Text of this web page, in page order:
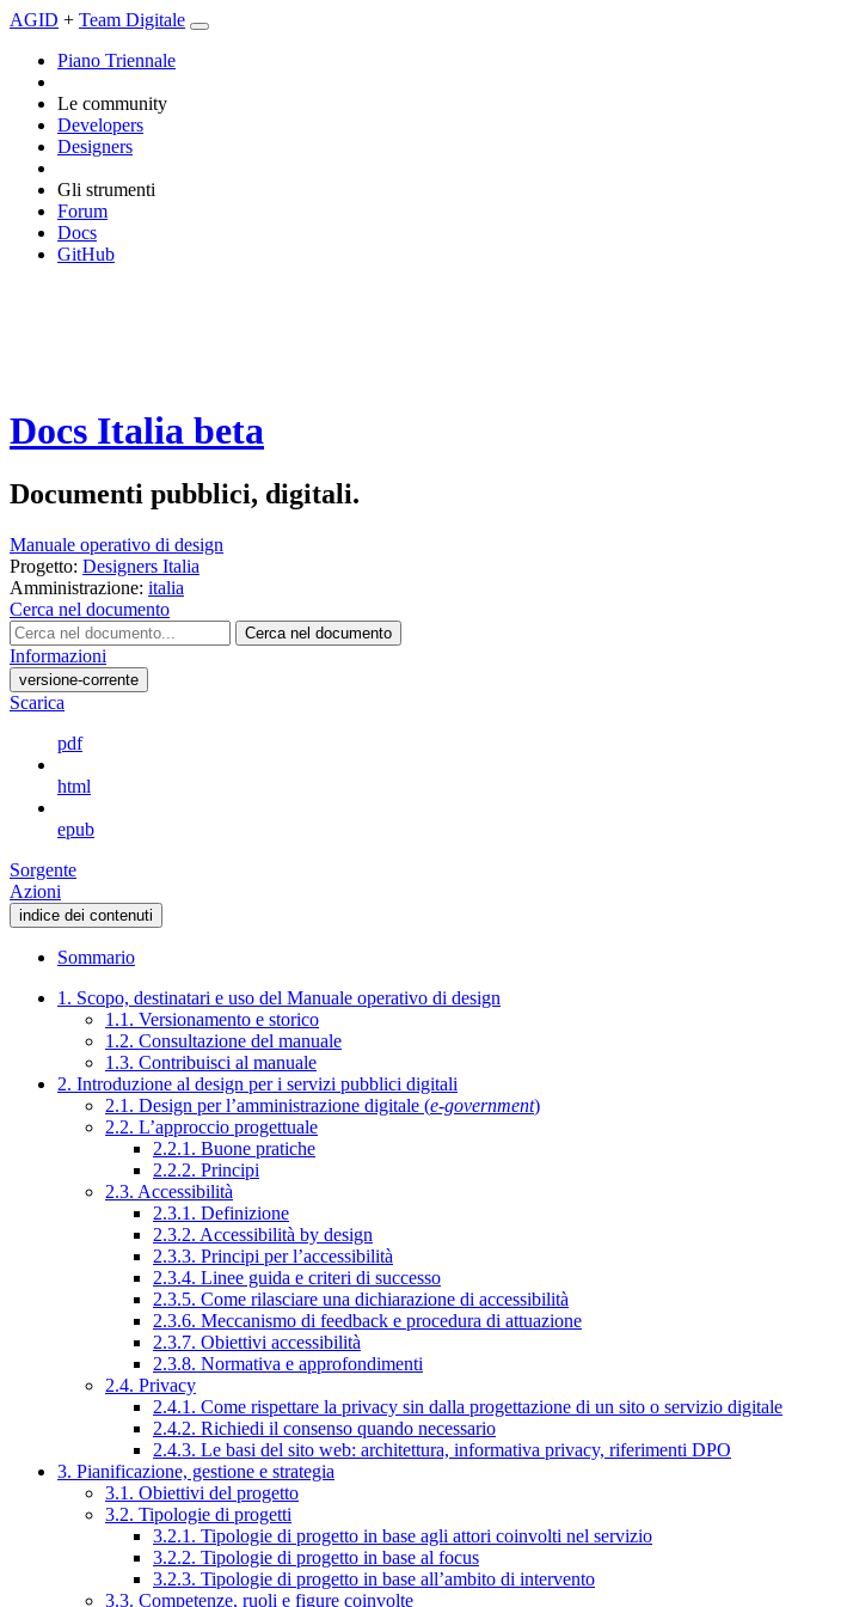
AGID + Team Digitale
Piano Triennale
Le community
Developers
Designers
Gli strumenti
Forum
Docs
GitHub
Docs Italia beta
Documenti pubblici, digitali.
Manuale operativo di design
Progetto: Designers Italia
Amministrazione: italia
Cerca nel documento
Cerca nel documento
Informazioni
versione-corrente
Scarica
pdf
html
epub
Sorgente
Azioni
indice dei contenuti
Sommario
1. Scopo, destinatari e uso del Manuale operativo di design
1.1. Versionamento e storico
1.2. Consultazione del manuale
1.3. Contribuisci al manuale
2. Introduzione al design per i servizi pubblici digitali
2.1. Design per l’amministrazione digitale (e-government)
2.2. L’approccio progettuale
2.2.1. Buone pratiche
2.2.2. Principi
2.3. Accessibilità
2.3.1. Definizione
2.3.2. Accessibilità by design
2.3.3. Principi per l’accessibilità
2.3.4. Linee guida e criteri di successo
2.3.5. Come rilasciare una dichiarazione di accessibilità
2.3.6. Meccanismo di feedback e procedura di attuazione
2.3.7. Obiettivi accessibilità
2.3.8. Normativa e approfondimenti
2.4. Privacy
2.4.1. Come rispettare la privacy sin dalla progettazione di un sito o servizio digitale
2.4.2. Richiedi il consenso quando necessario
2.4.3. Le basi del sito web: architettura, informativa privacy, riferimenti DPO
3. Pianificazione, gestione e strategia
3.1. Obiettivi del progetto
3.2. Tipologie di progetti
3.2.1. Tipologie di progetto in base agli attori coinvolti nel servizio
3.2.2. Tipologie di progetto in base al focus
3.2.3. Tipologie di progetto in base all’ambito di intervento
3.3. Competenze, ruoli e figure coinvolte